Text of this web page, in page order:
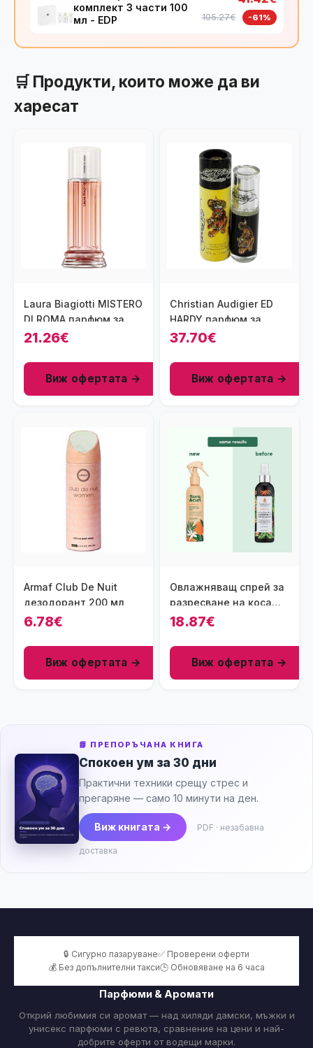
комплект 3 части 100
мл - EDP
105.27€ -61%
🛒 Продукти, които може да ви
харесат
Laura Biagiotti MISTERO
DI ROMA парфюм за
жени EDT 25 мл
21.26€
Виж офертата →
Christian Audigier ED
HARDY парфюм за
мъже EDT 100 мл
37.70€
Виж офертата →
Armaf Club De Nuit
дезодорант 200 мл
6.78€
Виж офертата →
Овлажняващ спрей за
разресване на коса
Flora&Curl Citrus
Mist, 250мл
18.87€
Виж офертата →
📘 ПРЕПОРЪЧАНА КНИГА
Спокоен ум за 30 дни
Практични техники срещу стрес и
прегаряне — само 10 минути на ден.
Виж книгата → PDF · незабавна
доставка
🔒 Сигурно пазаруване✅ Проверени оферти
💰 Без допълнителни такси🕒 Обновяване на 6 часа
Парфюми & Аромати
Открий любимия си аромат — над хиляди дамски, мъжки и
унисекс парфюми с ревюта, сравнение на цени и най-
добрите оферти от водещи марки.